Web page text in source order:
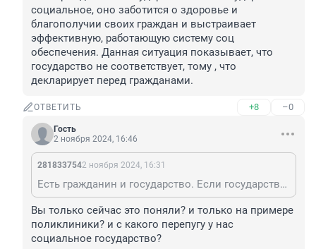
социальное, оно заботится о здоровье и
благополучии своих граждан и выстраивает
эффективную, работающую систему соц
обеспечения. Данная ситуация показывает, что
государство не соответствует, тому , что
декларирует перед гражданами.
ОТВЕТИТЬ +8 –0
Гость
2 ноября 2024, 16:46
2818337542 ноября 2024, 16:31
Есть гражданин и государство. Если государство социальное, оно заботится о здоровье и благополучии своих граждан и выстраивает эффективную, работающую систему соц обеспечения. Данная ситуация показывает, что государство не соответствует, тому , что декларирует перед гражданами.
Вы только сейчас это поняли? и только на примере
поликлиники? и с какого перепугу у нас
социальное государство?